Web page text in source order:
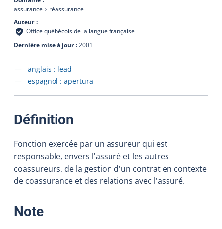
assurance
réassurance
Auteur
Office québécois de la langue française
Dernière mise à jour 2001
Accéder à la fiche en
anglais : lead
Accéder à la fiche en
espagnol : apertura
Définition
Fonction exercée par un assureur qui est
responsable, envers l'assuré et les autres
coassureurs, de la gestion d'un contrat en contexte
de coassurance et des relations avec l'assuré.
Note: